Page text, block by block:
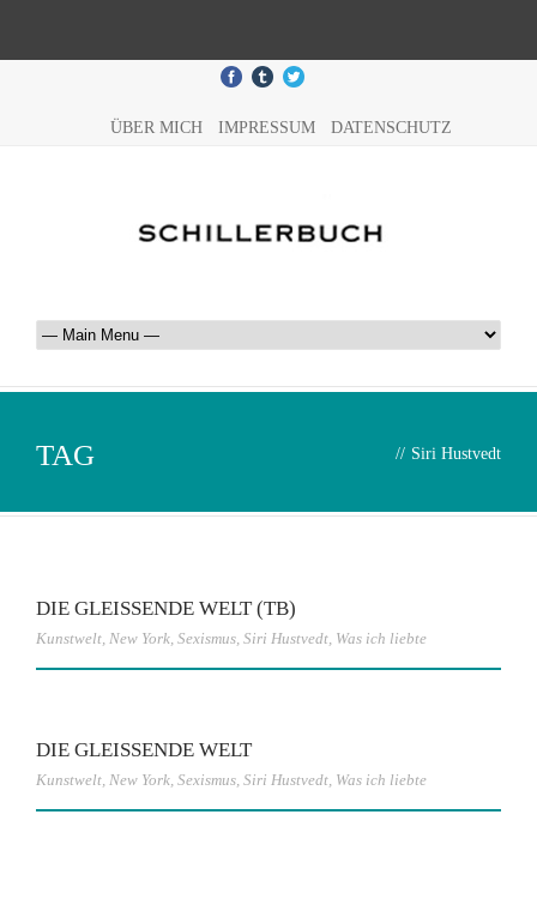
ÜBER MICH IMPRESSUM DATENSCHUTZ
TAG // Siri Hustvedt
DIE GLEISSENDE WELT (TB)
Kunstwelt, New York, Sexismus, Siri Hustvedt, Was ich liebte
DIE GLEISSENDE WELT
Kunstwelt, New York, Sexismus, Siri Hustvedt, Was ich liebte